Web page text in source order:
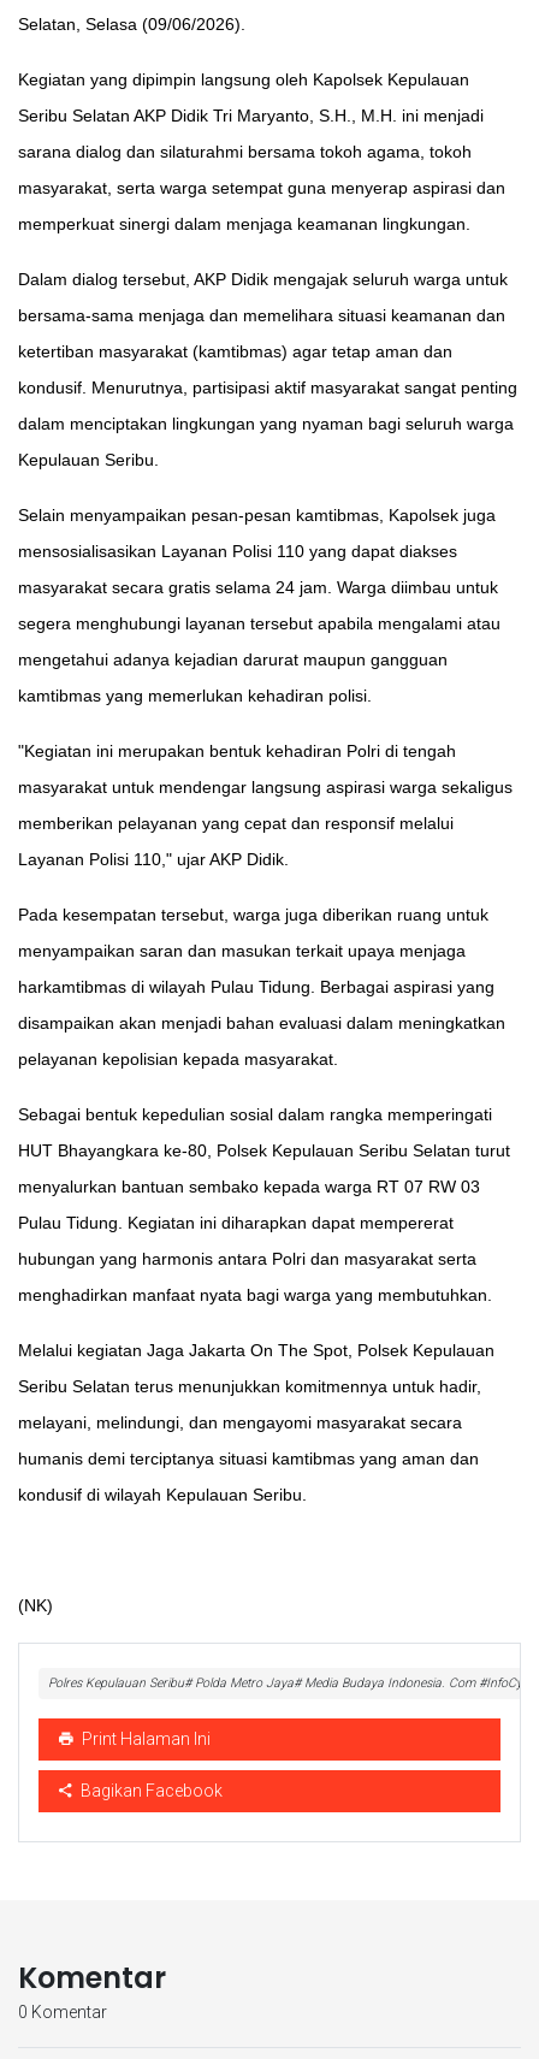
Selatan, Selasa (09/06/2026).
Kegiatan yang dipimpin langsung oleh Kapolsek Kepulauan
Seribu Selatan AKP Didik Tri Maryanto, S.H., M.H. ini menjadi
sarana dialog dan silaturahmi bersama tokoh agama, tokoh
masyarakat, serta warga setempat guna menyerap aspirasi dan
memperkuat sinergi dalam menjaga keamanan lingkungan.
Dalam dialog tersebut, AKP Didik mengajak seluruh warga untuk
bersama-sama menjaga dan memelihara situasi keamanan dan
ketertiban masyarakat (kamtibmas) agar tetap aman dan
kondusif. Menurutnya, partisipasi aktif masyarakat sangat penting
dalam menciptakan lingkungan yang nyaman bagi seluruh warga
Kepulauan Seribu.
Selain menyampaikan pesan-pesan kamtibmas, Kapolsek juga
mensosialisasikan Layanan Polisi 110 yang dapat diakses
masyarakat secara gratis selama 24 jam. Warga diimbau untuk
segera menghubungi layanan tersebut apabila mengalami atau
mengetahui adanya kejadian darurat maupun gangguan
kamtibmas yang memerlukan kehadiran polisi.
"Kegiatan ini merupakan bentuk kehadiran Polri di tengah
masyarakat untuk mendengar langsung aspirasi warga sekaligus
memberikan pelayanan yang cepat dan responsif melalui
Layanan Polisi 110," ujar AKP Didik.
Pada kesempatan tersebut, warga juga diberikan ruang untuk
menyampaikan saran dan masukan terkait upaya menjaga
harkamtibmas di wilayah Pulau Tidung. Berbagai aspirasi yang
disampaikan akan menjadi bahan evaluasi dalam meningkatkan
pelayanan kepolisian kepada masyarakat.
Sebagai bentuk kepedulian sosial dalam rangka memperingati
HUT Bhayangkara ke-80, Polsek Kepulauan Seribu Selatan turut
menyalurkan bantuan sembako kepada warga RT 07 RW 03
Pulau Tidung. Kegiatan ini diharapkan dapat mempererat
hubungan yang harmonis antara Polri dan masyarakat serta
menghadirkan manfaat nyata bagi warga yang membutuhkan.
Melalui kegiatan Jaga Jakarta On The Spot, Polsek Kepulauan
Seribu Selatan terus menunjukkan komitmennya untuk hadir,
melayani, melindungi, dan mengayomi masyarakat secara
humanis demi terciptanya situasi kamtibmas yang aman dan
kondusif di wilayah Kepulauan Seribu.
(NK)
Polres Kepulauan Seribu# Polda Metro Jaya# Media Budaya Indonesia. Com
Print Halaman Ini
Bagikan Facebook
Komentar
0 Komentar